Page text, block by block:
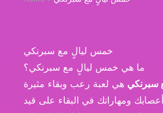
خمس ليالٍ مع سبرنكي
ما هي خمس ليالٍ مع سبرنكي؟
سبرنكي هي لعبة رعب وبقاء مثيرة
ومهاراتك في البقاء على قيد